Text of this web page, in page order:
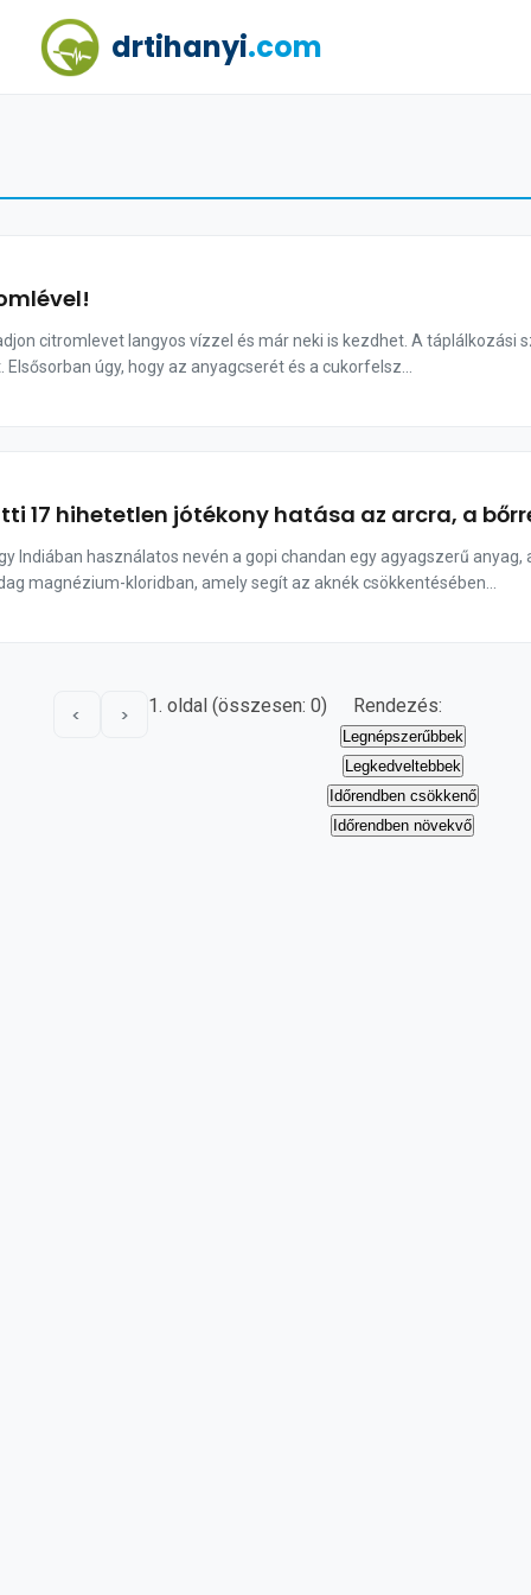
drtihanyi.com
citromlevet langyos vízzel és már neki is kezdhet. A táplálkozási
úgy, hogy az anyagcserét és a cukorfelsz...
17 hihetetlen jótékony hatása az arcra, a
Indiában használatos nevén a gopi chandan egy agyagszerű
magnézium-kloridban, amely segít az aknék csökkentésében...
< > 1. oldal (összesen: 0) Rendezés: